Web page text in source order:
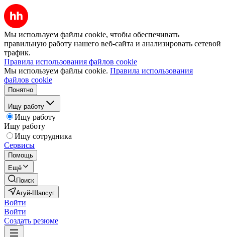
Мы используем файлы cookie, чтобы обеспечивать
правильную работу нашего веб-сайта и анализировать сетевой
трафик.
Правила использования файлов cookie
Мы используем файлы cookie. Правила использования
файлов cookie
Понятно
Ищу работу
Ищу работу
Ищу работу
Ищу сотрудника
Сервисы
Помощь
Ещё
Поиск
Агуй-Шапсуг
Войти
Войти
Создать резюме